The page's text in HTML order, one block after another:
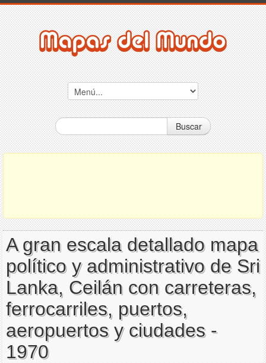
Buscar
A gran escala detallado mapa
político y administrativo de Sri
Lanka, Ceilán con carreteras,
ferrocarriles, puertos,
aeropuertos y ciudades -
1970